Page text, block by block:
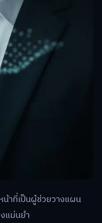
น้าที่เป็นผู้ช่วยวางแผน
แม่นยำ